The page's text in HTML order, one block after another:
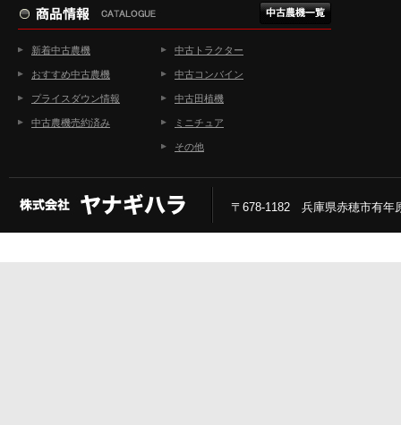
新着中古農機
おすすめ中古農機
プライスダウン情報
中古農機売約済み
中古トラクター
中古コンバイン
中古田植機
ミニチュア
その他
〒678-1182 兵庫県赤穂市有年